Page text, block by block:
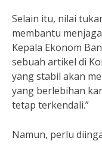
Selain itu, nilai
membantu
Kepala Ekonom
sebuah artikel di
yang stabil akan
yang berlebihan
tetap terkendali.”
Namun, perlu